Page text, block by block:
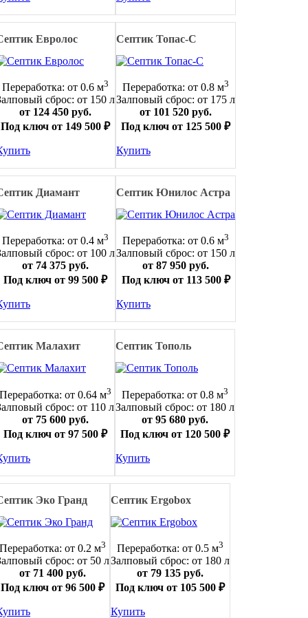
Евролос
Переработка: от 0.6 м3
сброс: от 150 л
от 124 450 руб.
Под ключ от 149 500 ₽
Септик Топас-С
Переработка: от 0.8 м3
Залповый сброс: от 175 л
от 101 520 руб.
Под ключ от 125 500 ₽
Купить
Диамант
Переработка: от 0.4 м3
сброс: от 100 л
от 74 375 руб.
Под ключ от 99 500 ₽
Септик Юнилос Астра
Переработка: от 0.6 м3
Залповый сброс: от 150 л
от 87 950 руб.
Под ключ от 113 500 ₽
Купить
Малахит
от 0.64 м3
сброс: от 110 л
от 75 600 руб.
Под ключ от 97 500 ₽
Септик Тополь
Переработка: от 0.8 м3
Залповый сброс: от 180 л
от 95 680 руб.
Под ключ от 120 500 ₽
Купить
Эко Гранд
Переработка: от 0.2 м3
сброс: от 50 л
от 71 400 руб.
Под ключ от 96 500 ₽
Септик Ergobox
Переработка: от 0.5 м3
Залповый сброс: от 180 л
от 79 135 руб.
Под ключ от 105 500 ₽
Купить